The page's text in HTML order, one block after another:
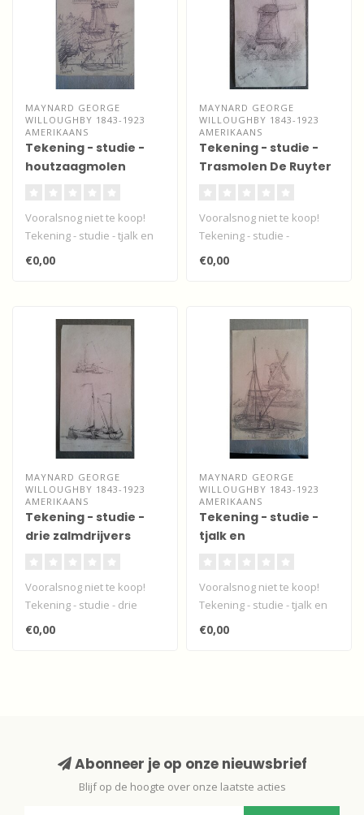
MAYNARD GEORGE
WILLOUGHBY 1843-1923
AMERIKAANS
Tekening - studie -
houtzaagmolen
Vooralsnog niet te koop!
Tekening - studie - tjalk en
houtzaagmolen
Noordendijk ..
€0,00
MAYNARD GEORGE
WILLOUGHBY 1843-1923
AMERIKAANS
Tekening - studie -
Trasmolen De Ruyter
Vooralsnog niet te koop!
Tekening - studie -
Trasmolen De Ruyter -
Papendrecht v..
€0,00
MAYNARD GEORGE
WILLOUGHBY 1843-1923
AMERIKAANS
Tekening - studie -
drie zalmdrijvers
Vooralsnog niet te koop!
Tekening - studie - drie
zalmdrijvers - Dordrecht van
€0,00
MAYNARD GEORGE
WILLOUGHBY 1843-1923
AMERIKAANS
Tekening - studie -
tjalk en
Dordrecht
Vooralsnog niet te koop!
Tekening - studie - tjalk en
houtzaagmolen
Noordendijk ..
€0,00
Abonneer je op onze nieuwsbrief
Blijf op de hoogte over onze laatste acties